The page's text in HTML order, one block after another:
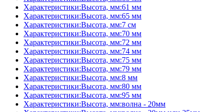
Характеристики:Высота, мм:61 мм
Характеристики:Высота, мм:65 мм
Характеристики:Высота, мм:7 см
Характеристики:Высота, мм:70 мм
Характеристики:Высота, мм:72 мм
Характеристики:Высота, мм:74 мм
Характеристики:Высота, мм:75 мм
Характеристики:Высота, мм:79 мм
Характеристики:Высота, мм:8 мм
Характеристики:Высота, мм:80 мм
Характеристики:Высота, мм:95 мм
Характеристики:Высота, мм:волна - 20мм